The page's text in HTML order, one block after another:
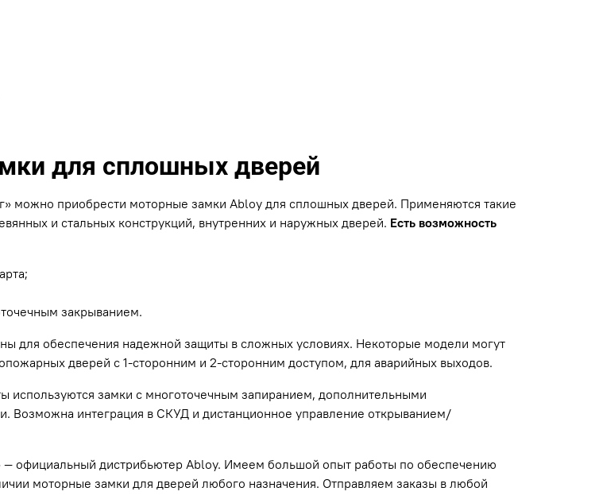
для сплошных дверей
можно приобрести моторные замки Abloy для сплошных дверей. Применяются такие
и стальных конструкций, внутренних и наружных дверей. Есть возможность
закрыванием.
для обеспечения надежной защиты в сложных условиях. Некоторые модели могут
дверей с 1-сторонним и 2-сторонним доступом, для аварийных выходов.
используются замки с многоточечным запиранием, дополнительными
Возможна интеграция в СКУД и дистанционное управление открыванием/
официальный дистрибьютер Abloy. Имеем большой опыт работы по обеспечению
моторные замки для дверей любого назначения. Отправляем заказы в любой